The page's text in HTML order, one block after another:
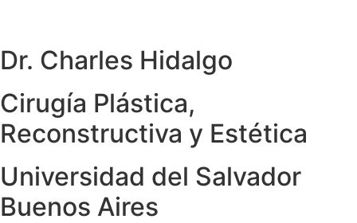
Dr. Charles Hidalgo
Cirugía Plástica,
Reconstructiva y Estética
Universidad del Salvador
Buenos Aires